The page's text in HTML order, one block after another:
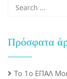
Πρόσφατα
Το 1ο ΕΠΑΛ